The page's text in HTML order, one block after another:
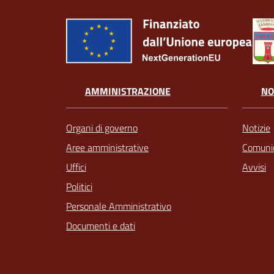
AMMINISTRAZIONE
Organi di governo
Aree amministrative
Uffici
Politici
Personale Amministrativo
Documenti e dati
Notizie
Avvisi